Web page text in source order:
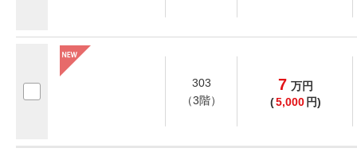
303
（3階）
7 万円
(5,000 円)